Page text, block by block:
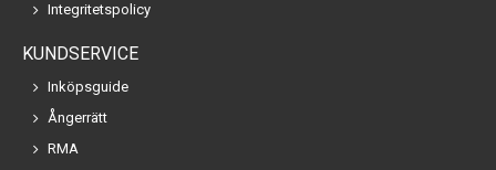
Integritetspolicy
KUNDSERVICE
Inköpsguide
Ångerrätt
RMA